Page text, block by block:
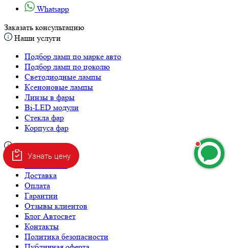
Заказать консультацию
Подбор ламп по марке авто
Подбор ламп по цоколю
Светодиодные лампы
Ксеноновые лампы
Линзы в фары
Bi-LED модули
Стекла фар
Корпуса фар
Информация
О компании
Доставка
Оплата
Гарантии
Отзывы клиентов
Блог Автосвет
Контакты
Политика безопасности
Публичная оферта
Обработка файлов Cookie